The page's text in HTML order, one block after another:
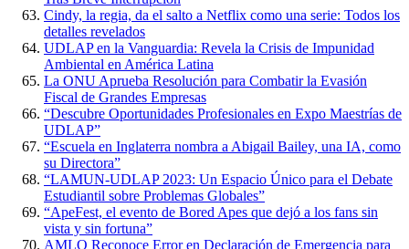
Cindy, la regia, da el salto a Netflix como una serie: Todos los
detalles revelados
UDLAP en la Vanguardia: Revela la Crisis de Impunidad
Ambiental en América Latina
La ONU Aprueba Resolución para Combatir la Evasión
Fiscal de Grandes Empresas
“Descubre Oportunidades Profesionales en Expo Maestrías de
UDLAP”
“Escuela en Inglaterra nombra a Abigail Bailey, una IA, como
su Directora”
“LAMUN-UDLAP 2023: Un Espacio Único para el Debate
Estudiantil sobre Problemas Globales”
“ApeFest, el evento de Bored Apes que dejó a los fans sin
vista y sin fortuna”
AMLO Reconoce Error en Declaración de Emergencia para